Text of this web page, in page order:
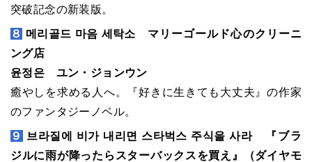
突破記念の新装版。
８ 메리골드 마음 세탁소 マリーゴールド心のクリーニ
ング店
윤정은 ユン・ジョンウン
癒やしを求める人へ。『好きに生きても大丈夫』の作家
のファンタジーノベル。
９
브라질에 비가 내리면 스타벅스 주식을 사라 『ブラ
ジルに雨が降ったらスターバックスを買え』（ダイヤモ